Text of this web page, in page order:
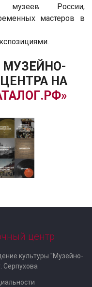
музеев России,
мастеров в
МУЗЕЙНО-
НА
центр
культуры "Музейно-
Серпухова